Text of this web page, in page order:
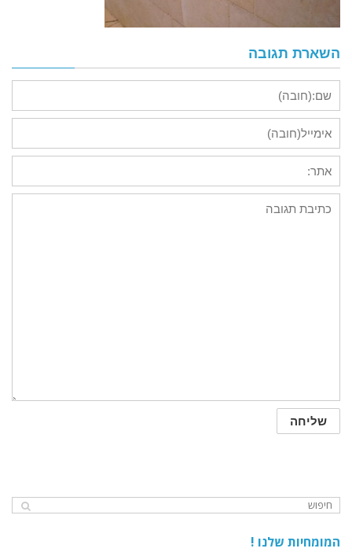
השארת תגובה
המומחיות שלנו !